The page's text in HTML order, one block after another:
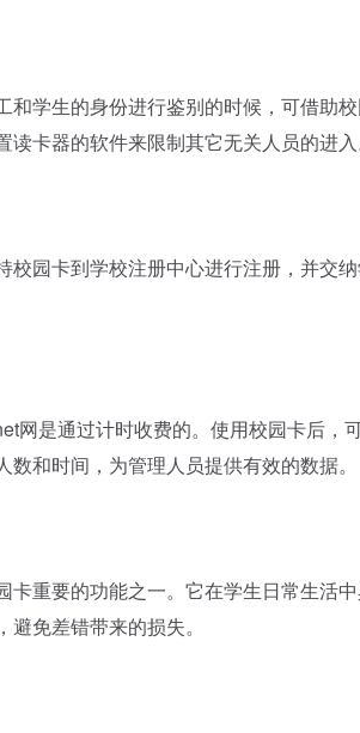
学生的身份进行鉴别的时候，可借助
卡器的软件来限制其它无关人员的进入
园卡到学校注册中心进行注册，并交
网是通过计时收费的。使用校园卡后，
和时间，为管理人员提供有效的数据。
重要的功能之一。它在学生日常生活
免差错带来的损失。